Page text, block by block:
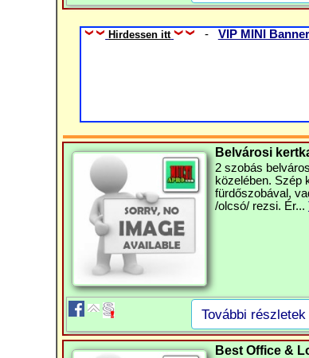
Hirdessen itt - VIP MINI
Belvárosi
2 szobás
közelében. Szép
fürdőszobával,
/olcsó/ rezsi. Ér...
További
Best Office &